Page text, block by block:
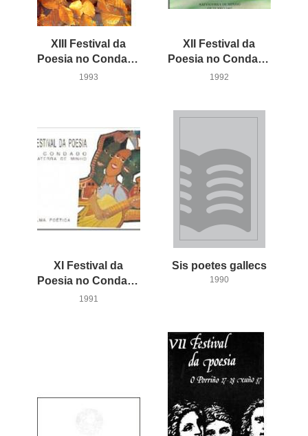
XIII Festival da
Poesia no Condado
1993
XII Festival da
Poesia no Condado
1992
XI Festival da
Poesia no Condado
1991
Sis poetes gallecs
1990